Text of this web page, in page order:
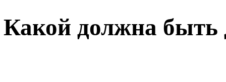
Какой должна быть